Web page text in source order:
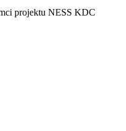
projektu NESS KDC